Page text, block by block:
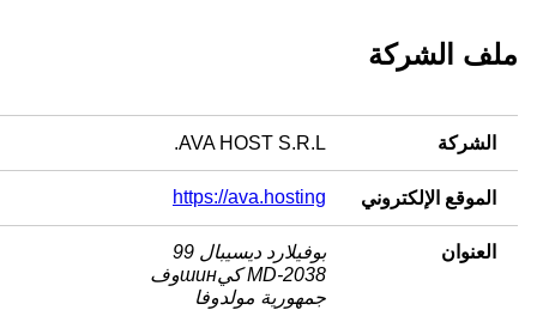
ملف الشركة
الشركة AVA HOST S.R.L.
الموقع الإلكتروني https://ava.hosting
العنوان
بوفيلارد ديسيبال 99
MD-2038 كيшинوف
جمهورية مولدوفا